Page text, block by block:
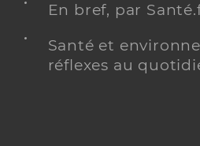
En bref, par
Santé et
réflexes au